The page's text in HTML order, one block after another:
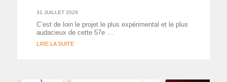
31 JUILLET 2026
C’est de loin le projet le plus expérimental et le plus
audacieux de cette 57e …
LIRE LA SUITE